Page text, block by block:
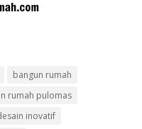
bangun rumah
rumah pulomas
inovatif